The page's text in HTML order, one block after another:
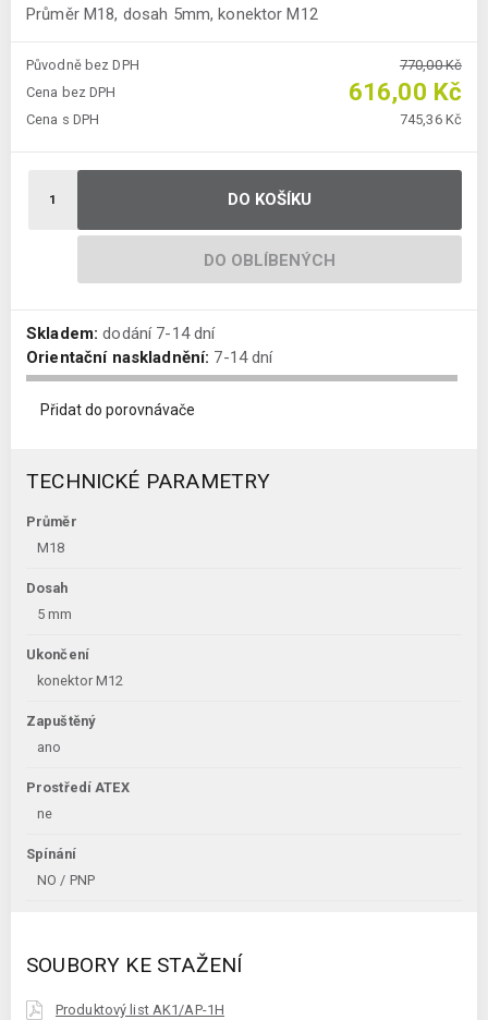
Průměr M18, dosah 5mm, konektor M12
Původně bez DPH
770,00 Kč
Cena bez DPH
616,00 Kč
Cena s DPH 745,36 Kč
DO KOŠÍKU
DO OBLÍBENÝCH
Skladem: dodání 7-14 dní
Orientační naskladnění: 7-14 dní
Přidat do porovnávače
TECHNICKÉ PARAMETRY
Průměr
M18
Dosah
5 mm
Ukončení
konektor M12
Zapuštěný
ano
Prostředí ATEX
ne
Spínání
NO / PNP
SOUBORY KE STAŽENÍ
Produktový list AK1/AP-1H